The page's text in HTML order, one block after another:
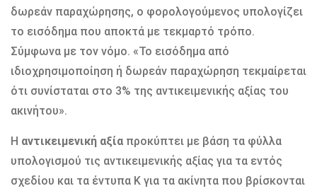
δωρεάν παραχώρησης, ο φορολογούμενος υπολογίζει
το εισόδημα που αποκτά με τεκμαρτό τρόπο.
Σύμφωνα με τον νόμο. «Το εισόδημα από
ιδιοχρησιμοποίηση ή δωρεάν παραχώρηση τεκμαίρεται
ότι συνίσταται στο 3% της αντικειμενικής αξίας του
ακινήτου».
Η αντικειμενική αξία προκύπτει με βάση τα φύλλα
υπολογισμού τις αντικειμενικής αξίας για τα εντός
σχεδίου και τα έντυπα Κ για τα ακίνητα που βρίσκονται